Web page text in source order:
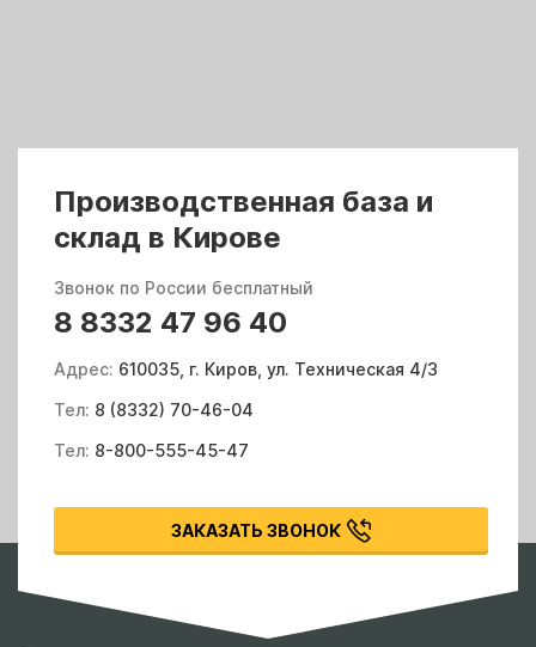
Производственная база и
склад в Кирове
Звонок по России бесплатный
8 8332 47 96 40
Адрес: 610035, г. Киров, ул. Техническая 4/3
Тел: 8 (8332) 70-46-04
Тел: 8-800-555-45-47
ЗАКАЗАТЬ ЗВОНОК